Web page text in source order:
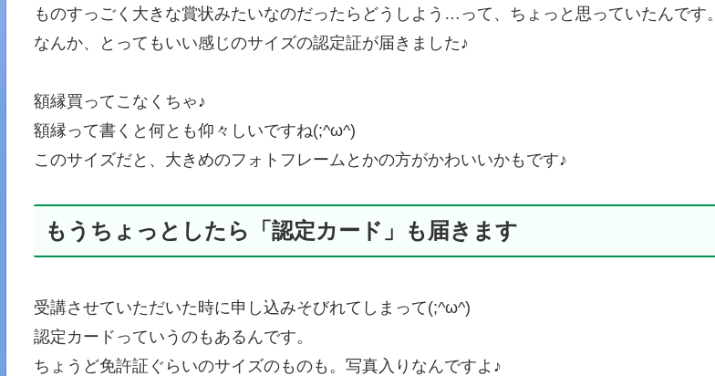
ものすっごく大きな賞状みたいなのだったらどうしよう…って、ちょっと思っていたんです。
なんか、とってもいい感じのサイズの認定証が届きました♪
額縁買ってこなくちゃ♪
額縁って書くと何とも仰々しいですね(;^ω^)
このサイズだと、大きめのフォトフレームとかの方がかわいいかもです♪
もうちょっとしたら「認定カード」も届きます
受講させていただいた時に申し込みそびれてしまって(;^ω^)
認定カードっていうのもあるんです。
ちょうど免許証ぐらいのサイズのものも。写真入りなんですよ♪